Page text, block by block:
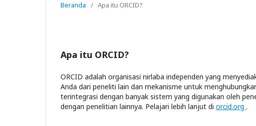
Beranda / Apa itu ORCID?
Apa itu ORCID?
ORCID adalah organisasi nirlaba independen yang
Anda dari peneliti lain dan mekanisme untuk
terintegrasi dengan banyak sistem yang digunakan oleh
dengan penelitian lainnya. Pelajari lebih lanjut di orcid.org .